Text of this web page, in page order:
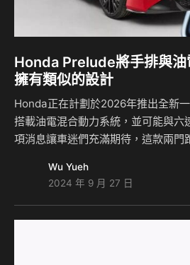
Honda Prelude將手排與
擁有類似的設計
Honda正在計劃於2026年推出全新
搭載油電混合動力系統，並可能與六
項消息讓車迷們充滿期待，這款兩門
背車或四門轎車不同，Prelude將以
費者，彰顯其運動車型的身份。 新
Honda的e-hybrid系統，並且配備六
Wu Yueh
2024 年 9 月 27 日